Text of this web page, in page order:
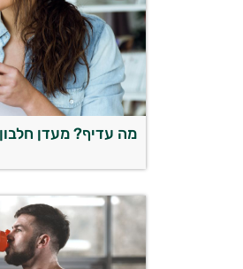
מה עדיף? מעדן